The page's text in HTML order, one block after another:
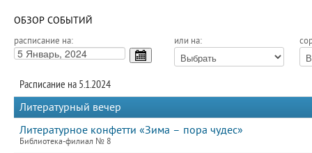
ОБЗОР СОБЫТИЙ
расписание на: или на:
Расписание на 5.1.2024
Литературный вечер
Литературное конфетти «Зима – пора чудес»
Библиотека-филиал № 8